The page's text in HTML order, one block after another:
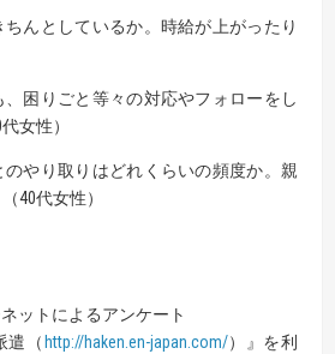
ちんとしているか。時給が上がったり
、困りごと等々の対応やフォローをし
女性）
のやり取りはどれくらいの頻度か。親
40代女性）
ットによるアンケート
遣（ http://haken.en-japan.com/）』を利